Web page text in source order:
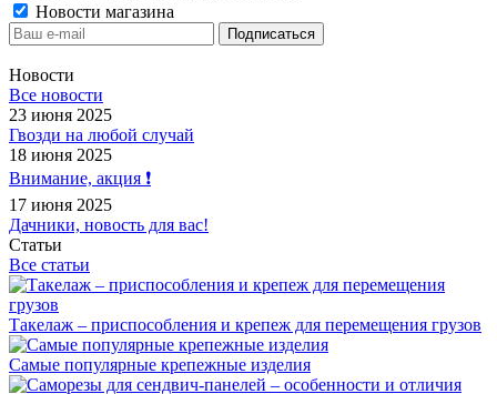
Новости магазина
Новости
Все новости
23 июня 2025
Гвозди на любой случай
18 июня 2025
Внимание, акция ❗️
17 июня 2025
Дачники, новость для вас!
Статьи
Все статьи
Такелаж – приспособления и крепеж для перемещения грузов
Самые популярные крепежные изделия